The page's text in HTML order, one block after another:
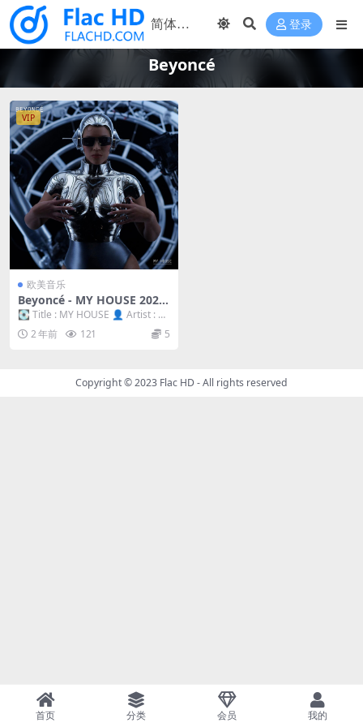
登录
Beyoncé
VIP
欧美音乐
Beyoncé - MY HOUSE 2023
[24bit/88kHz] [Hi-Res Flac
85MB]
💽 Title : MY HOUSE 👤 Artist : Be
yoncé 📅 ...
2 年前 121 5
Copyright © 2023 Flac HD- All rights reserved
首页 分类 会员 我的